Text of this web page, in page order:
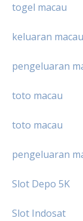
togel macau
keluaran macau
pengeluaran
toto macau
toto macau
pengeluaran
Slot Depo 5K
Slot Indosat